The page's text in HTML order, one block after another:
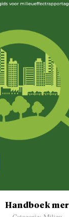
Handboek mer